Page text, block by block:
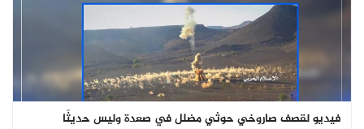
فيديو لقصف صاروخي حوثي مضلل في صعدة وليس حديثًا